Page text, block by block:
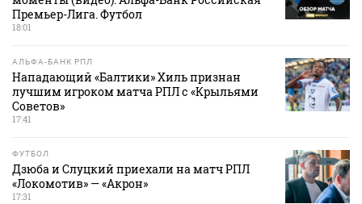
Премьер-Лига. Футбол
18:01
АЛЬФА-БАНК РПЛ
Нападающий «Балтики» Хиль признан
лучшим игроком матча РПЛ с «Крыльями
Советов»
17:41
ФУТБОЛ
Дзюба и Слуцкий приехали на матч РПЛ
«Локомотив» — «Акрон»
17:31